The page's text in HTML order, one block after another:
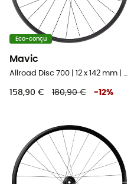
Eco-conçu
Mavic
Allroad Disc 700 | 12 x 142 mm | Centerlock - Roue vélo arrière
158,90 € 180,90 € -12%